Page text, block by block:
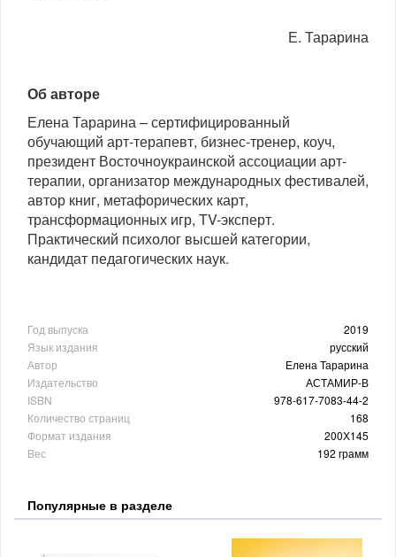
Е. Тарарина
Об авторе
Елена Тарарина – сертифицированный
обучающий арт-терапевт, бизнес-тренер, коуч,
президент Восточноукраинской ассоциации арт-
терапии, организатор международных фестивалей,
автор книг, метафорических карт,
трансформационных игр, TV-эксперт.
Практический психолог высшей категории,
кандидат педагогических наук.
Год выпуска
2019
Язык издания
русский
Автор
Елена Тарарина
Издательство
АСТАМИР-В
ISBN
978-617-7083-44-2
Количество страниц
168
Формат издания
200Х145
Вес
192 грамм
Популярные в разделе